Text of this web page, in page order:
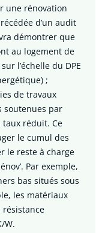
une rénovation
d’un audit
démontrer que
au logement de
l’échelle du DPE
;
de travaux
soutenues par
taux réduit. Ce
le cumul des
le reste à charge
Par exemple,
bas situés sous
les matériaux
W.